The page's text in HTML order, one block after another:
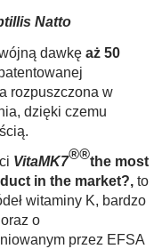
Natto
dawkę aż 50
rozpuszczona w
dzięki czemu
VitaMK7®®the most
in the market?, to
wita­miny K, bardzo
o
przez EFSA